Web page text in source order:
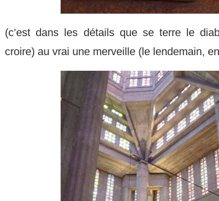
(c’est dans les détails que se terre le
croire) au vrai une merveille (le lendemain,